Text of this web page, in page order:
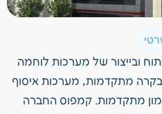
ובייצור של מערכות לוחמה
מתקדמות, מערכות איסוף
מתקדמות. קמפוס החברה